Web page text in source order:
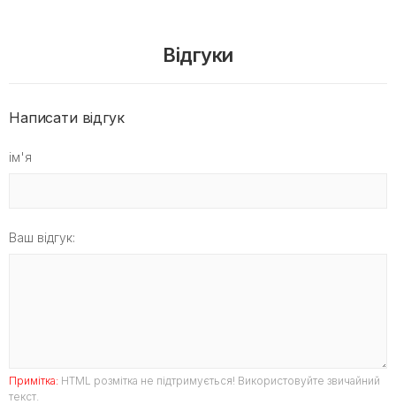
Відгуки
Написати відгук
ім'я
Ваш відгук:
Примітка: HTML розмітка не підтримується! Використовуйте звичайний
текст.